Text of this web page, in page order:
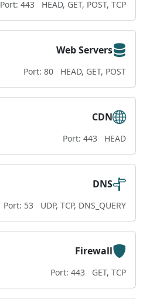
Port: 443 HEAD, GET, POST, TCP
Web Servers
Port: 80 HEAD, GET, POST
CDN
Port: 443 HEAD
DNS
Port: 53 UDP, TCP, DNS_QUERY
Firewall
Port: 443 GET, TCP